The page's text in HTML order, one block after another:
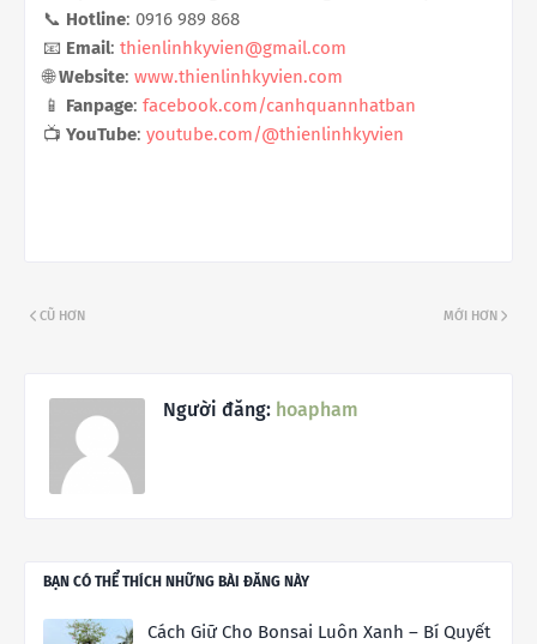
📞 Hotline: 0916 989 868
📧 Email: thienlinhkyvien@gmail.com
🌐Website: www.thienlinhkyvien.com
📱 Fanpage: facebook.com/canhquannhatban
📺 YouTube: youtube.com/@thienlinhkyvien
MỚI HƠN
CŨ HƠN
Người đăng: hoapham
BẠN CÓ THỂ THÍCH NHỮNG BÀI ĐĂNG NÀY
Cách Giữ Cho Bonsai Luôn Xanh – Bí Quyết